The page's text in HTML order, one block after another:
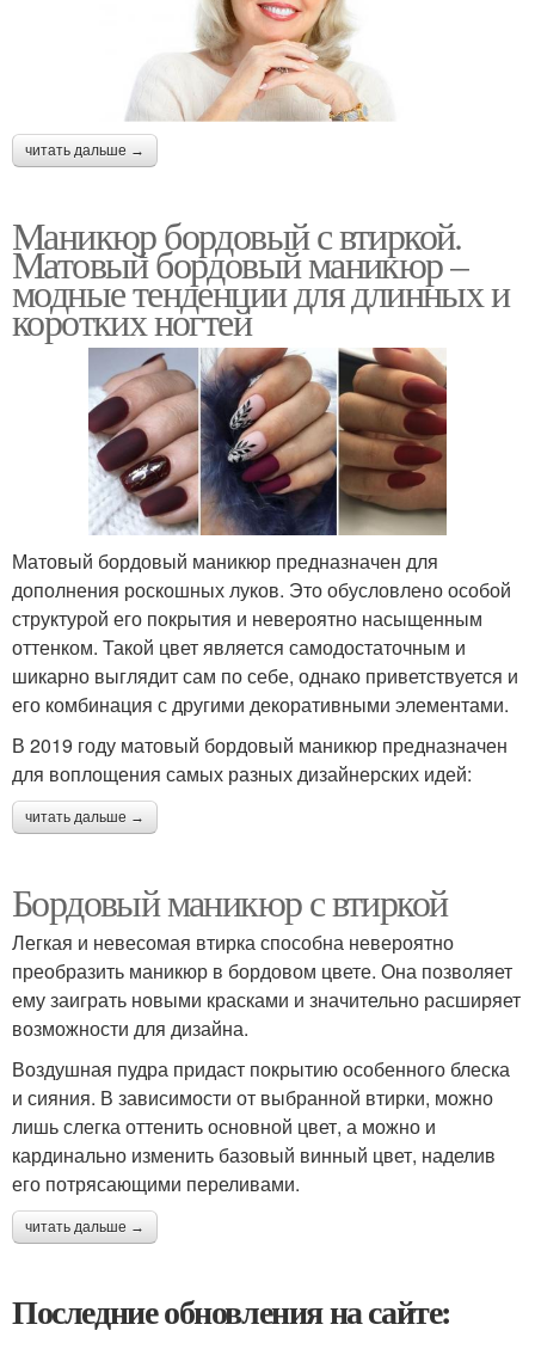
читать дальше →
Маникюр бордовый с втиркой.
Матовый бордовый маникюр –
модные тенденции для длинных и
коротких ногтей
Матовый бордовый маникюр предназначен для
дополнения роскошных луков. Это обусловлено особой
структурой его покрытия и невероятно насыщенным
оттенком. Такой цвет является самодостаточным и
шикарно выглядит сам по себе, однако приветствуется и
его комбинация с другими декоративными элементами.
В 2019 году матовый бордовый маникюр предназначен
для воплощения самых разных дизайнерских идей:
читать дальше →
Бордовый маникюр с втиркой
Легкая и невесомая втирка способна невероятно
преобразить маникюр в бордовом цвете. Она позволяет
ему заиграть новыми красками и значительно расширяет
возможности для дизайна.
Воздушная пудра придаст покрытию особенного блеска
и сияния. В зависимости от выбранной втирки, можно
лишь слегка оттенить основной цвет, а можно и
кардинально изменить базовый винный цвет, наделив
его потрясающими переливами.
читать дальше →
Последние обновления на сайте: